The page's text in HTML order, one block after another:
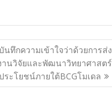
ทึกความเข้าใจว่าด้วยการส่ง
นวิจัยและพัฒนาวิทยาศาสตร์
ะโยชน์ภายใต้BCGโมเดล